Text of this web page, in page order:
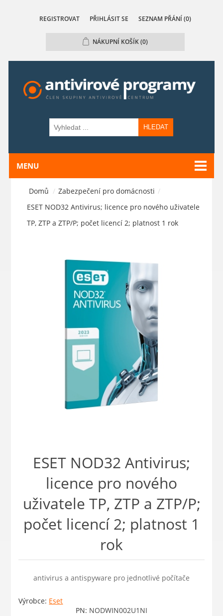
REGISTROVAT PŘIHLÁSIT SE SEZNAM PŘÁNÍ (0)
NÁKUPNÍ KOŠÍK(0)
HLEDAT
MENU
Domů / Zabezpečení pro domácnosti /
ESET NOD32 Antivirus; licence pro nového uživatele
TP, ZTP a ZTP/P; počet licencí 2; platnost 1 rok
ESET NOD32 Antivirus;
licence pro nového
uživatele TP, ZTP a ZTP/P;
počet licencí 2; platnost 1
rok
antivirus a antispyware pro jednotlivé počítače
Výrobce: Eset
PN: NODWIN002U1NI